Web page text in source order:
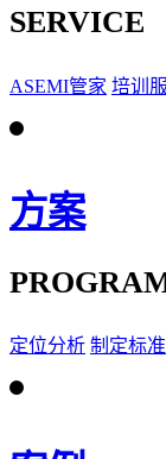
SERVICE
ASEMI管家 培训
方案
定位分析 制定标准